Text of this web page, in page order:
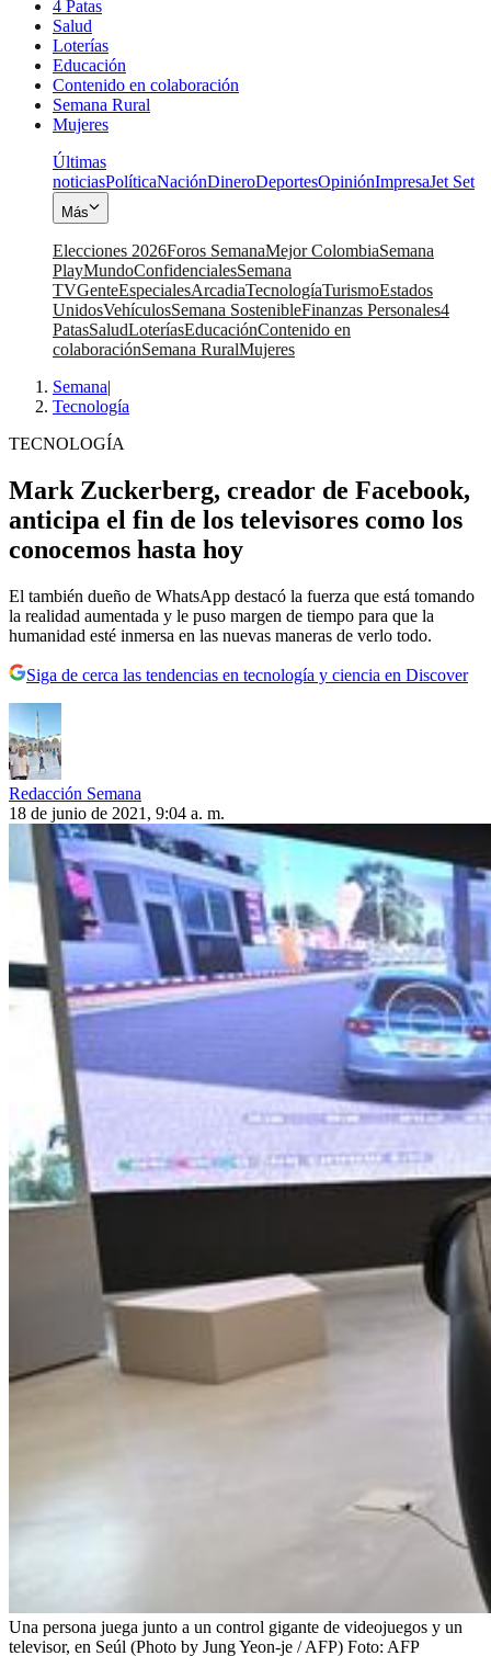
4 Patas
Salud
Loterías
Educación
Contenido en colaboración
Semana Rural
Mujeres
Últimas
noticiasPolíticaNaciónDineroDeportesOpiniónImpresaJet Set
Más
Elecciones 2026Foros SemanaMejor ColombiaSemana
PlayMundoConfidencialesSemana
TVGenteEspecialesArcadiaTecnologíaTurismoEstados
UnidosVehículosSemana SostenibleFinanzas Personales4
PatasSaludLoteríasEducaciónContenido en
colaboraciónSemana RuralMujeres
Semana|
Tecnología
TECNOLOGÍA
Mark Zuckerberg, creador de Facebook,
anticipa el fin de los televisores como los
conocemos hasta hoy
El también dueño de WhatsApp destacó la fuerza que está tomando
la realidad aumentada y le puso margen de tiempo para que la
humanidad esté inmersa en las nuevas maneras de verlo todo.
Siga de cerca las tendencias en tecnología y ciencia en Discover
Redacción Semana
18 de junio de 2021, 9:04 a. m.
Una persona juega junto a un control gigante de videojuegos y un
televisor, en Seúl (Photo by Jung Yeon-je / AFP) Foto: AFP